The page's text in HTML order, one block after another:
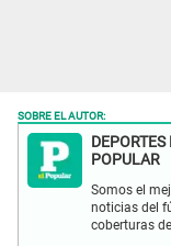
SOBRE EL AUTOR:
DEPORTES
POPULAR
Somos el
noticias del
coberturas